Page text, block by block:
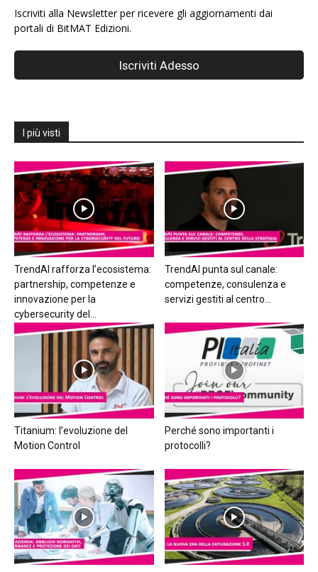
Iscriviti alla Newsletter per ricevere gli aggiornamenti dai
portali di BitMAT Edizioni.
I più visti
TrendAI rafforza l’ecosistema:
partnership, competenze e
innovazione per la
cybersecurity del...
TrendAI punta sul canale:
competenze, consulenza e
servizi gestiti al centro...
Titanium: l’evoluzione del
Motion Control
Perché sono importanti i
protocolli?